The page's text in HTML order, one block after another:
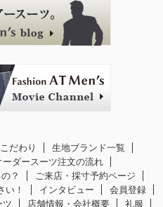
だわり
生地ブランド一覧
ーダースーツ注文の流れ
？
ご来店・採寸予約ページ
い！
インタビュー
会員登録
ツ 店舗情報・会社概要 礼服